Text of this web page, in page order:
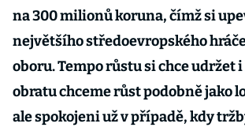
na 300 milionů koruna, čímž si
největšího středoevropského
oboru. Tempo růstu si chce udržet i
obratu chceme růst podobně jako
ale spokojeni už v případě, kdy